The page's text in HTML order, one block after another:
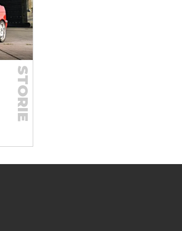
STORIE